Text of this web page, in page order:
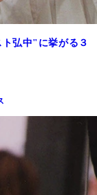
弘中"に挙がる３